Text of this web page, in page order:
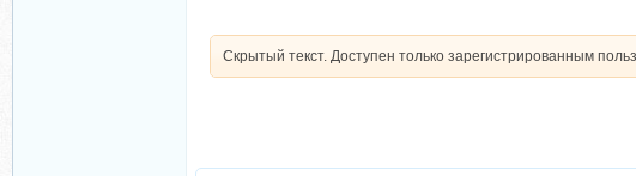
Скрытый текст. Доступен только зарегистрированным